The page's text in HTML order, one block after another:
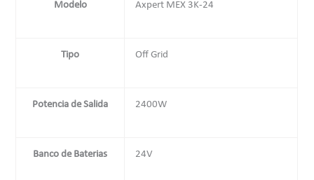
Modelo Axpert MEX 3K-24
Tipo Off Grid
Potencia de Salida 2400W
Banco de Baterias 24V